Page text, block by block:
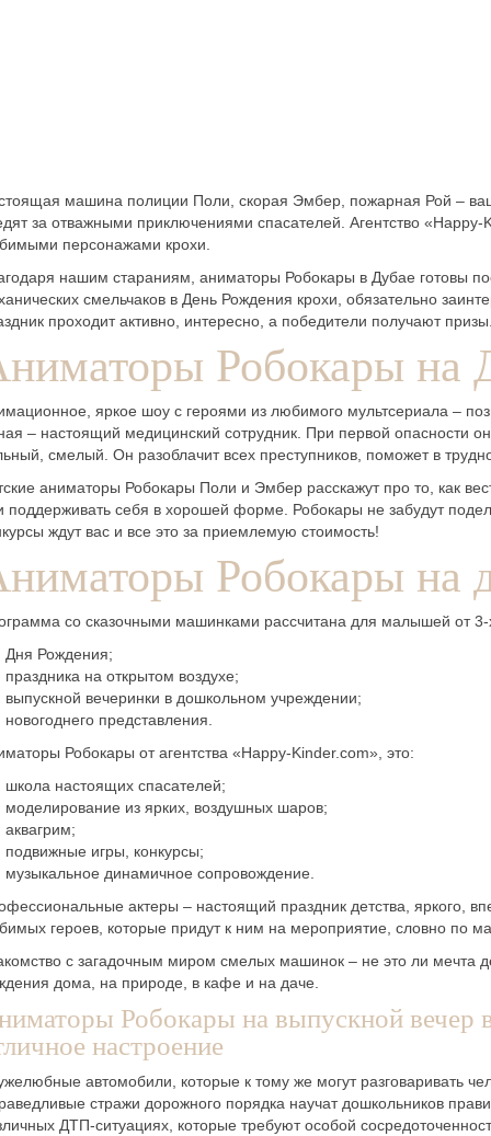
машина полиции Поли, скорая Эмбер, пожарная Рой –
за отважными приключениями спасателей. Агентство
персонажами крохи.
нашим стараниям, аниматоры Робокары в Дубае готовы
смельчаков в День Рождения крохи, обязательно
проходит активно, интересно, а победители получают
Робокары на
яркое шоу с героями из любимого мультсериала –
– настоящий медицинский сотрудник. При первой
смелый. Он разоблачит всех преступников, поможет в
аниматоры Робокары Поли и Эмбер расскажут про то, как
поддерживать себя в хорошей форме. Робокары не забудут
ждут вас и все это за приемлемую стоимость!
Робокары на
со сказочными машинками рассчитана для малышей от
Дня Рождения;
праздника на открытом воздухе;
выпускной вечеринки в дошкольном учреждении;
новогоднего представления.
Робокары от агентства «Happy-Kinder.com», это:
школа настоящих спасателей;
моделирование из ярких, воздушных шаров;
аквагрим;
подвижные игры, конкурсы;
музыкальное динамичное сопровождение.
актеры – настоящий праздник детства, яркого,
героев, которые придут к ним на мероприятие, словно по
с загадочным миром смелых машинок – не это ли мечта
дома, на природе, в кафе и на даче.
Робокары на выпускной вечер
настроение
автомобили, которые к тому же могут разговаривать
стражи дорожного порядка научат дошкольников
ДТП-ситуациях, которые требуют особой